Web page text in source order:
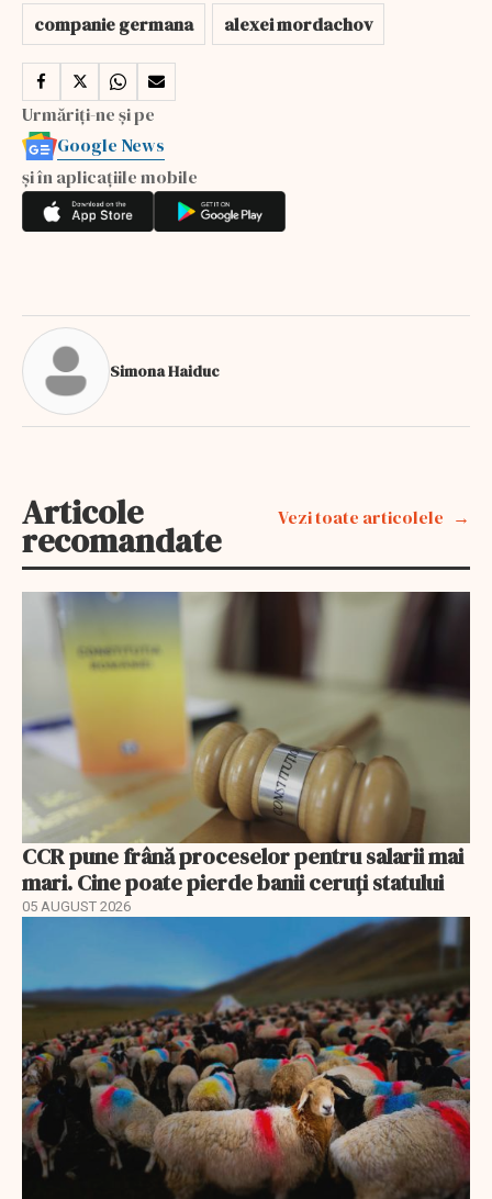
companie germana alexei mordachov
Urmăriți-ne și pe
Google News
și în aplicațiile mobile
Simona Haiduc
Articole
recomandate
Vezi toate articolele
CCR pune frână proceselor pentru salarii mai
mari. Cine poate pierde banii ceruți statului
05 AUGUST 2026